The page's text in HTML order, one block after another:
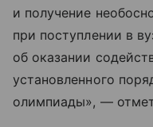
и получение
при поступлении в
об оказании
установленного
олимпиады», —